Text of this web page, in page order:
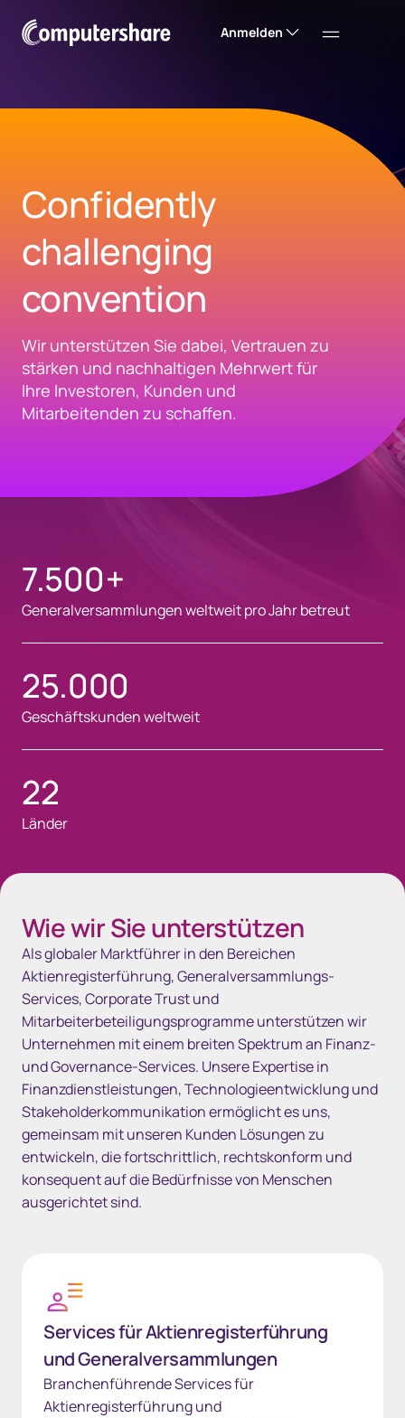
Anmelden
Confidently
challenging
convention
Wir unterstützen Sie dabei, Vertrauen zu
stärken und nachhaltigen Mehrwert für
Ihre Investoren, Kunden und
Mitarbeitenden zu schaffen.
7.500+
Generalversammlungen weltweit pro Jahr betreut
25.000
Geschäftskunden weltweit
22
Länder
Wie wir Sie unterstützen
Als globaler Marktführer in den Bereichen
Aktienregisterführung, Generalversammlungs-
Services, Corporate Trust und
Mitarbeiterbeteiligungsprogramme unterstützen wir
Unternehmen mit einem breiten Spektrum an Finanz-
und Governance-Services. Unsere Expertise in
Finanzdienstleistungen, Technologieentwicklung und
Stakeholderkommunikation ermöglicht es uns,
gemeinsam mit unseren Kunden Lösungen zu
entwickeln, die fortschrittlich, rechtskonform und
konsequent auf die Bedürfnisse von Menschen
ausgerichtet sind.
Services für Aktienregisterführung
und Generalversammlungen
Branchenführende Services für
Aktienregisterführung und